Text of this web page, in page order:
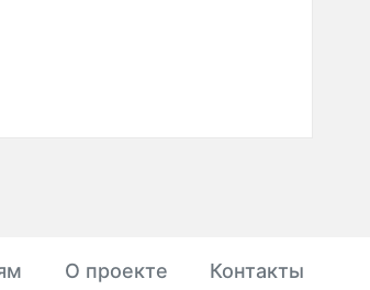
О проекте Контакты